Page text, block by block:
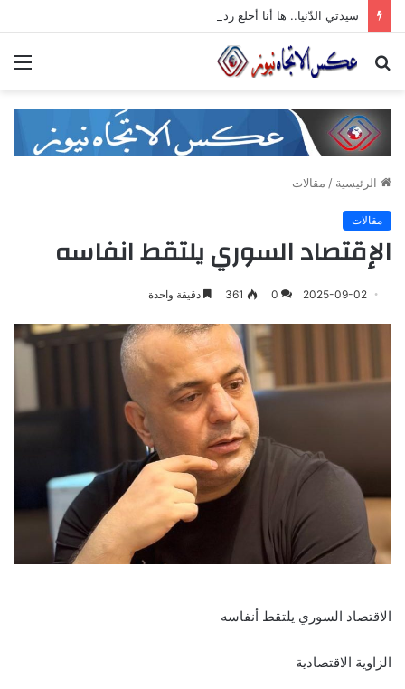
بحث
الرئيسية / مقالات
مقالات
الإقتصاد السوري يلتقط انفاسه
2025-09-02
0
361 دقيقة واحدة
الاقتصاد السوري يلتقط أنفاسه
الزاوية الاقتصادية